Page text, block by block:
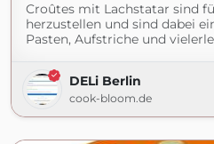
Croûtes mit Lachstatar sind
herzustellen und sind dabei
Pasten, Aufstriche und
DELi Berlin
cook-bloom.de